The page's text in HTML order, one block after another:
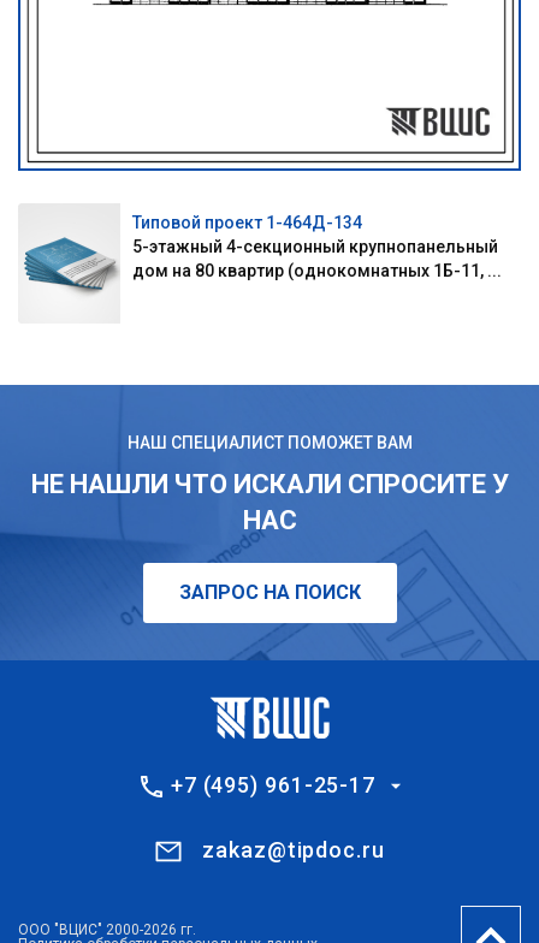
Типовой проект 1-464Д-134
5-этажный 4-секционный крупнопанельный
дом на 80 квартир (однокомнатных 1Б-11, ...
НАШ СПЕЦИАЛИСТ ПОМОЖЕТ ВАМ
НЕ НАШЛИ ЧТО ИСКАЛИ СПРОСИТЕ У
НАС
ЗАПРОС НА ПОИСК
+7 (495) 961-25-17
zakaz@tipdoc.ru
ООО "ВЦИС" 2000-2026 гг.